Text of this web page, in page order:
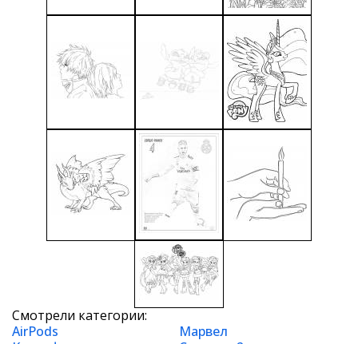
Смотрели категории:
AirPods
Марвел